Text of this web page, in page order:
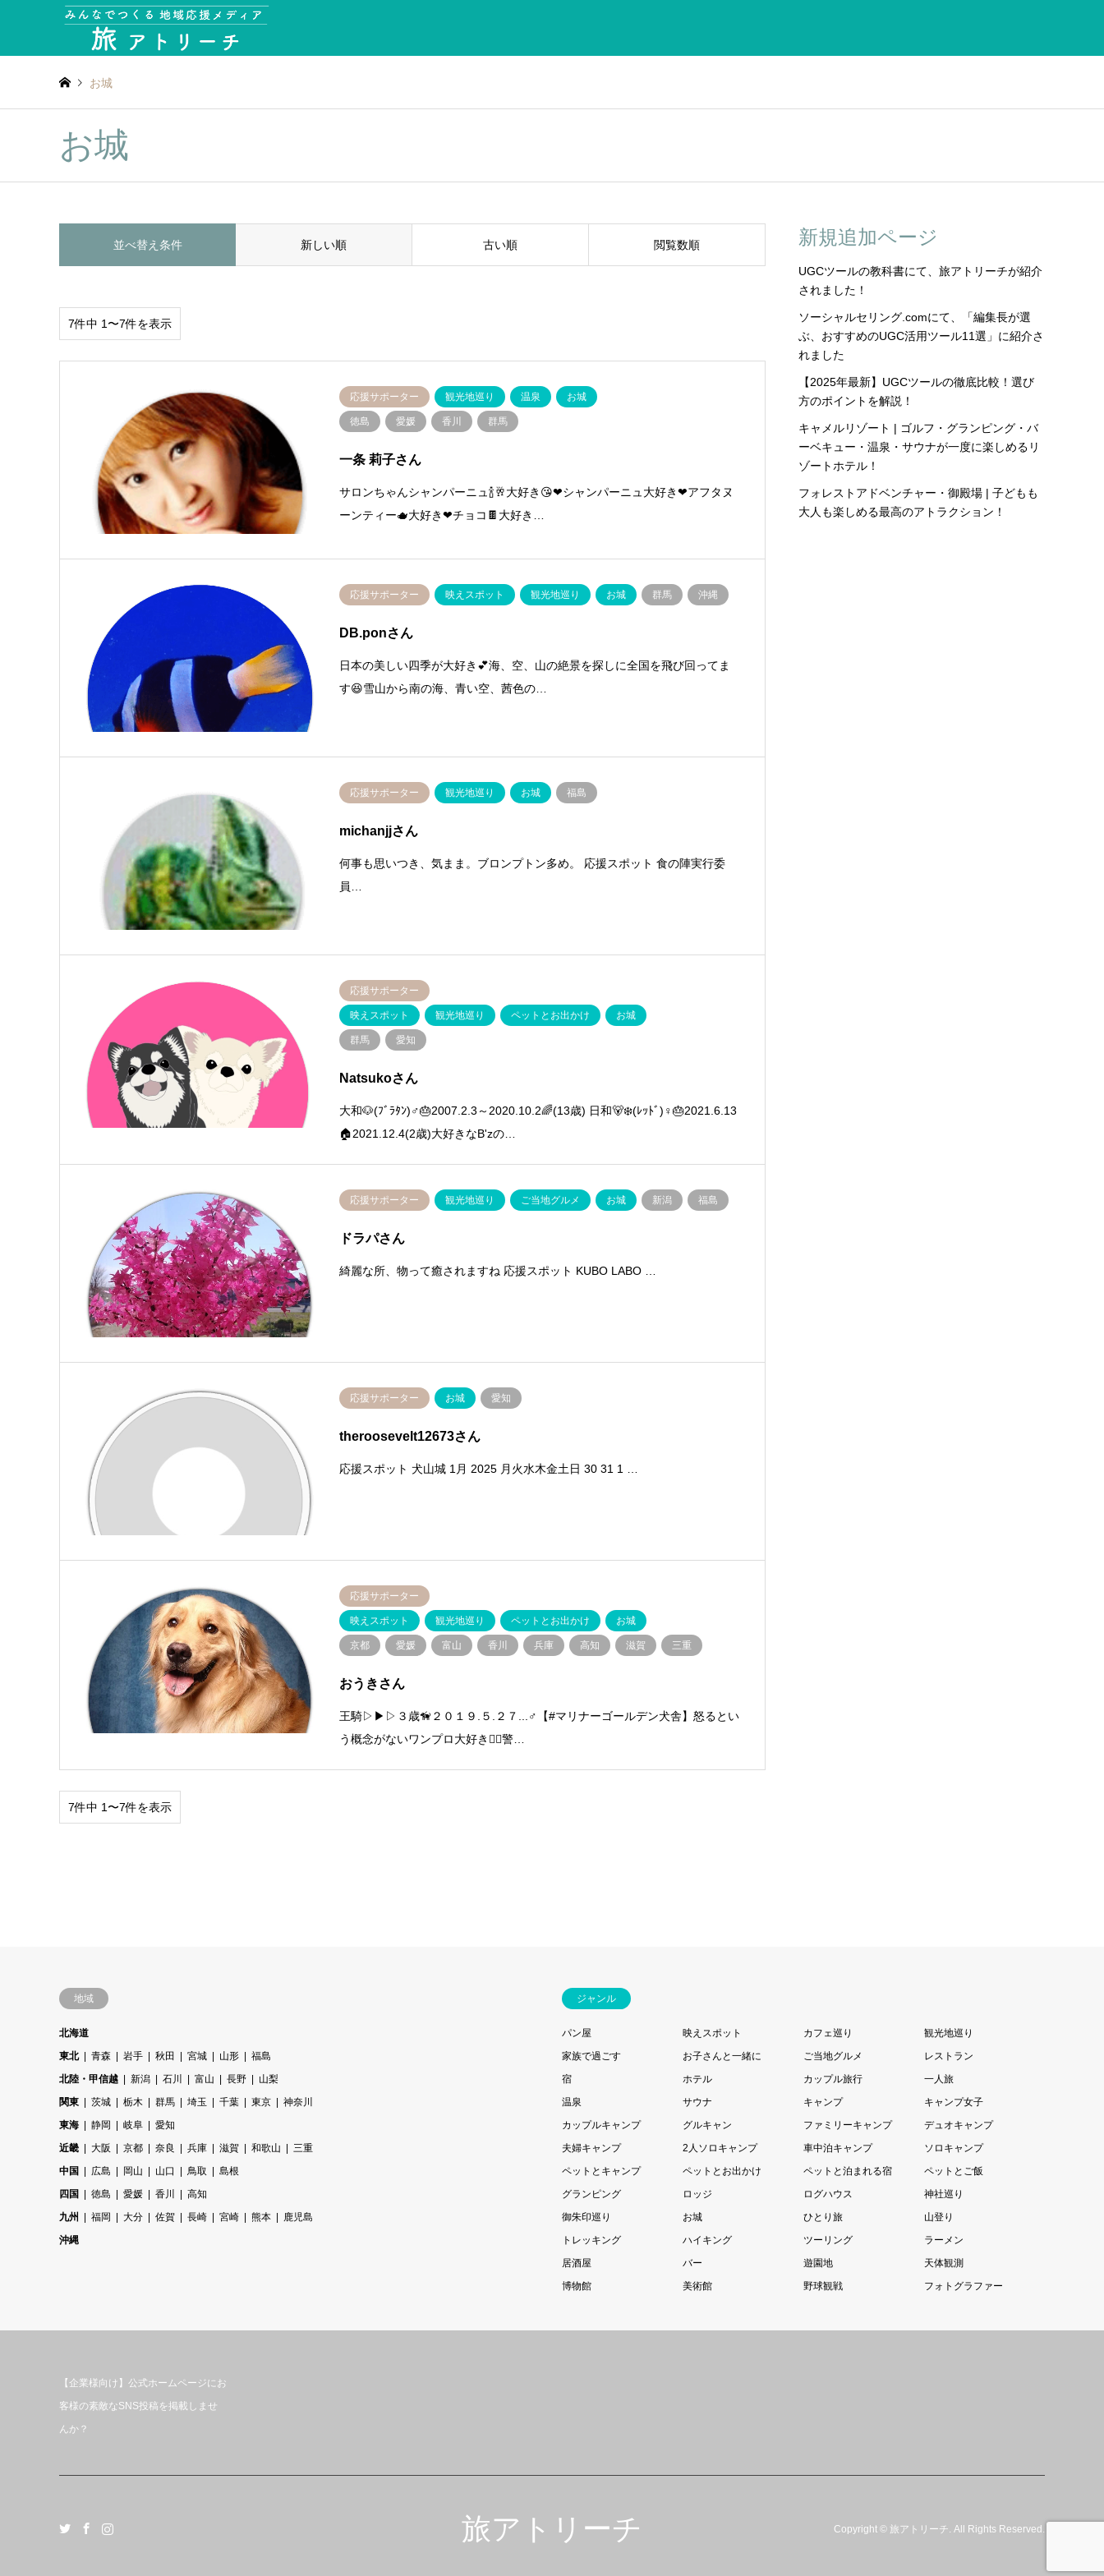
お城
お城
並べ替え条件 新しい順 古い順 閲覧数順
7件中 1〜7件を表示
応援サポーター 観光地巡り 温泉 お城
徳島 愛媛 香川 群馬
一条 莉子さん
サロンちゃんシャンパーニュ🍾🥂大好き😘❤シャンパーニュ大好き❤アフタヌ
ーンティー🫖大好き❤チョコ🍫大好き…
応援サポーター 映えスポット 観光地巡り お城 群馬 沖縄
DB.ponさん
日本の美しい四季が大好き💕海、空、山の絶景を探しに全国を飛び回ってま
す😆雪山から南の海、青い空、茜色の…
応援サポーター 観光地巡り お城 福島
michanjjさん
何事も思いつき、気まま。ブロンプトン多め。 応援スポット 食の陣実行委
員…
応援サポーター
映えスポット 観光地巡り ペットとお出かけ お城
群馬 愛知
Natsukoさん
大和🐶(ﾌﾞﾗﾀﾝ)♂🎂2007.2.3～2020.10.2🌈(13歳) 日和🐻‍❄️(ﾚｯﾄﾞ)♀🎂2021.6.13
🏠2021.12.4(2歳)大好きなB'zの…
応援サポーター 観光地巡り ご当地グルメ お城 新潟 福島
ドラパさん
綺麗な所、物って癒されますね 応援スポット KUBO LABO …
応援サポーター お城 愛知
theroosevelt12673さん
応援スポット 犬山城 1月 2025 月火水木金土日 30 31 1 …
応援サポーター
映えスポット 観光地巡り ペットとお出かけ お城
京都 愛媛 富山 香川 兵庫 高知 滋賀 三重
おうきさん
王騎▷▶︎▷３歳🦮２０１９.５.２７...♂【#マリナーゴールデン犬舎】怒るとい
う概念がないワンプロ大好き❤️‍🔥警…
7件中 1〜7件を表示
新規追加ページ
UGCツールの教科書にて、旅アトリーチが紹介
されました！
ソーシャルセリング.comにて、「編集長が選
ぶ、おすすめのUGC活用ツール11選」に紹介さ
れました
【2025年最新】UGCツールの徹底比較！選び
方のポイントを解説！
キャメルリゾート | ゴルフ・グランピング・バ
ーベキュー・温泉・サウナが一度に楽しめるリ
ゾートホテル！
フォレストアドベンチャー・御殿場 | 子どもも
大人も楽しめる最高のアトラクション！
地域
北海道
東北
青森 岩手 秋田 宮城 山形
福島
北陸・甲信越
新潟 石川 富山 長野
山梨
関東
茨城 栃木 群馬 埼玉 千葉 東京
神奈川
東海
静岡 岐阜
愛知
近畿
大阪 京都 奈良 兵庫 滋賀 和歌山
三重
中国
広島 岡山 山口 鳥取
島根
四国
徳島 愛媛 香川
高知
九州
福岡 大分 佐賀 長崎 宮崎 熊本
鹿児島
沖縄
ジャンル
パン屋 映えスポット カフェ巡り
観光地巡り
家族で過ごす
お子さんと一緒に ご当地グルメ
レストラン
宿
ホテル カップル旅行
一人旅
温泉
サウナ キャンプ
キャンプ女子
カップルキャンプ
グルキャン ファミリーキャンプ
デュオキャンプ
夫婦キャンプ
2人ソロキャンプ 車中泊キャンプ
ソロキャンプ
ペットとキャンプ
ペットとお出かけ ペットと泊まれる宿
ペットとご飯
グランピング
ロッジ ログハウス
神社巡り
御朱印巡り
お城 ひとり旅
山登り
トレッキング
ハイキング ツーリング
ラーメン
居酒屋
バー 遊園地
天体観測
博物館
美術館 野球観戦 フォトグラファー
【企業様向け】公式ホームページにお
客様の素敵なSNS投稿を掲載しませ
んか？
旅アトリーチ Copyright © 旅アトリーチ . All Rights Reserved.